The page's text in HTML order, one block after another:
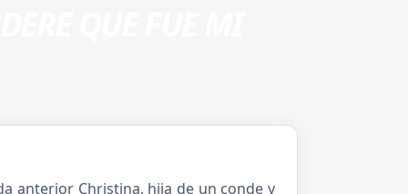
anterior Christina, hija de un conde y